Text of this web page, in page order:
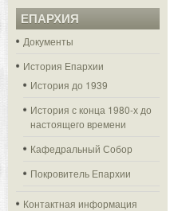
ЕПАРХИЯ
Документы
История Епархии
История до 1939
История с конца 1980-х до
настоящего времени
Кафедральный Собор
Покровитель Епархии
Контактная информация